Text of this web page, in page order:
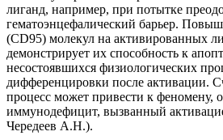
лиганд, например, при потытке
гематоэнцефалический барьер.
(CD95) молекул на активированных
демонстрирует их способность к
несостоявшихся физиологических
дифференцировки после активации.
процесс может привести к феномену,
иммунодефицит, вызванный
Чередеев А.Н.).